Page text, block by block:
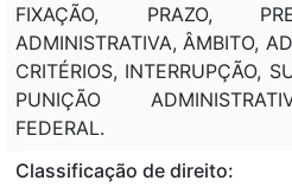
FIXAÇÃO, PRAZO,
ADMINISTRATIVA, ÂMBITO,
CRITÉRIOS, INTERRUPÇÃO,
PUNIÇÃO
FEDERAL.
Classificação de direito: